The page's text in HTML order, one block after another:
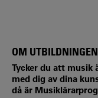
OM UTBILDNINGEN
Tycker du att musik
med dig av dina
då är